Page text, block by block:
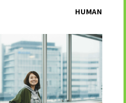
HUMAN